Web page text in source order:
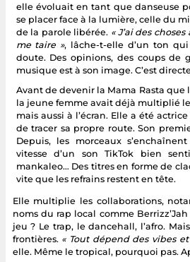
elle évoluait en tant que danseuse
se placer face à la lumière, celle du
de la parole libérée. « J’ai des
me taire », lâche-t-elle d’un ton
doute. Des opinions, des coups de
musique est à son image. C’est
Avant de devenir la Mama Rasta que
la jeune femme avait déjà multiplié
mais aussi à l’écran. Elle a été
de tracer sa propre route. Son
Depuis, les morceaux
vitesse d’un son TikTok bien
mankaleo… Des titres en forme de
vite que les refrains restent en tête.
Elle multiplie les collaborations,
noms du rap local comme
jeu ? Le trap, le dancehall, l’afro.
frontières. « Tout dépend des vibes
elle. Même le tropical, pourquoi pas.